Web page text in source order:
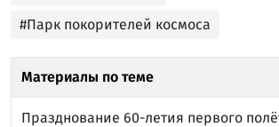
#Парк покорителей космоса
Материалы по теме
Празднование 60-летия первого